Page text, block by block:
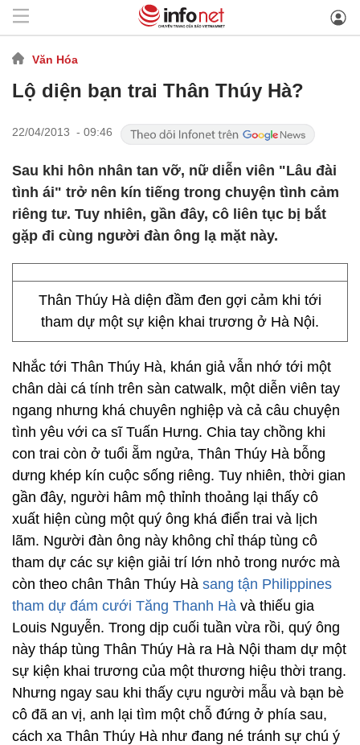
Văn Hóa
Lộ diện bạn trai Thân Thúy Hà?
22/04/2013 - 09:46
Sau khi hôn nhân tan vỡ, nữ diễn viên "Lâu đài
tình ái" trở nên kín tiếng trong chuyện tình cảm
riêng tư. Tuy nhiên, gần đây, cô liên tục bị bắt
gặp đi cùng người đàn ông lạ mặt này.
Thân Thúy Hà diện đầm đen gợi cảm khi tới
tham dự một sự kiện khai trương ở Hà Nội.
Nhắc tới Thân Thúy Hà, khán giả vẫn nhớ tới một
chân dài cá tính trên sàn catwalk, một diễn viên tay
ngang nhưng khá chuyên nghiệp và cả câu chuyện
tình yêu với ca sĩ Tuấn Hưng. Chia tay chồng khi
con trai còn ở tuổi ẵm ngửa, Thân Thúy Hà bỗng
dưng khép kín cuộc sống riêng. Tuy nhiên, thời gian
gần đây, người hâm mộ thỉnh thoảng lại thấy cô
xuất hiện cùng một quý ông khá điển trai và lịch
lãm. Người đàn ông này không chỉ tháp tùng cô
tham dự các sự kiện giải trí lớn nhỏ trong nước mà
còn theo chân Thân Thúy Hà sang tận Philippines
tham dự đám cưới Tăng Thanh Hà và thiếu gia
Louis Nguyễn. Trong dịp cuối tuần vừa rồi, quý ông
này tháp tùng Thân Thúy Hà ra Hà Nội tham dự một
sự kiện khai trương của một thương hiệu thời trang.
Nhưng ngay sau khi thấy cựu người mẫu và bạn bè
cô đã an vị, anh lại tìm một chỗ đứng ở phía sau,
cách xa Thân Thúy Hà như đang né tránh sự chú ý